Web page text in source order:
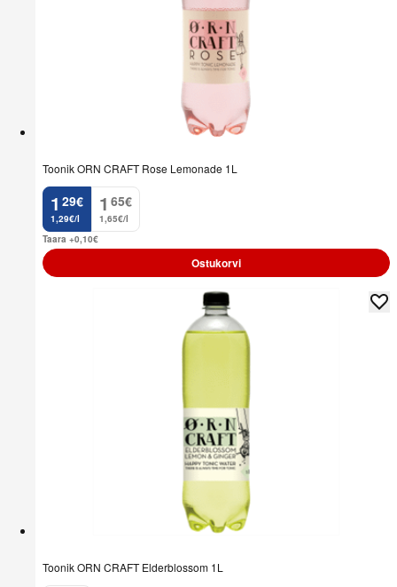
Toonik ORN CRAFT Rose Lemonade 1L
1
. 29€
1,29€/l
1
. 65€
1,65€/l
Taara +0,10€
Ostukorvi
Toonik ORN CRAFT Elderblossom 1L